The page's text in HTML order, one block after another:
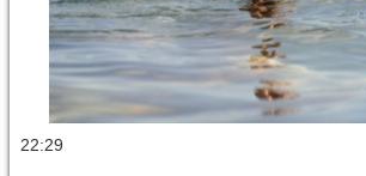
22:29